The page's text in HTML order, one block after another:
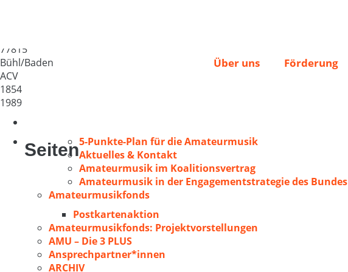
Über uns Förderung
77815
Bühl/Baden
ACV
1854
1989
Seiten5-Punkte-Plan für die Amateurmusik
Aktuelles & Kontakt
Amateurmusik im Koalitionsvertrag
Amateurmusik in der Engagementstrategie des Bundes
Amateurmusikfonds
Postkartenaktion
Amateurmusikfonds: Projektvorstellungen
AMU – Die 3 PLUS
Ansprechpartner*innen
ARCHIV